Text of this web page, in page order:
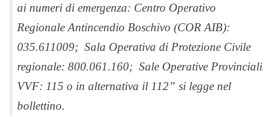
ai numeri di emergenza: Centro Operativo
Regionale Antincendio Boschivo (COR AIB):
035.611009; Sala Operativa di Protezione Civile
regionale: 800.061.160; Sale Operative Provinciali
VVF: 115 o in alternativa il 112” si legge nel
bollettino.